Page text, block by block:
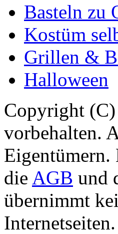
Basteln zu
Kostüm
Grillen &
Halloween
Copyright
vorbehalten.
Eigentümern.
die AGB und
übernimmt
Internetseiten.